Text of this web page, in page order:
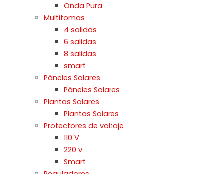
Onda Pura
Multitomas
4 salidas
6 salidas
8 salidas
smart
Páneles Solares
Páneles Solares
Plantas Solares
Plantas Solares
Protectores de voltaje
110 V
220 v
Smart